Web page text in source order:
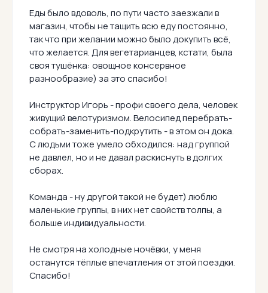
Еды было вдоволь, по пути часто заезжали в
магазин, чтобы не тащить всю еду постоянно,
так что при желании можно было докупить всё,
что желается. Для вегетарианцев, кстати, была
своя тушёнка: овощное консервное
разнообразие) за это спасибо!
Инструктор Игорь - профи своего дела, человек
живущий велотуризмом. Велосипед перебрать-
собрать-заменить-подкрутить - в этом он дока.
С людьми тоже умело обходился: над группой
не давлел, но и не давал раскиснуть в долгих
сборах.
Команда - ну другой такой не будет) люблю
маленькие группы, в них нет свойств толпы, а
больше индивидуальности.
Не смотря на холодные ночёвки, у меня
останутся тёплые впечатления от этой поездки.
Спасибо!